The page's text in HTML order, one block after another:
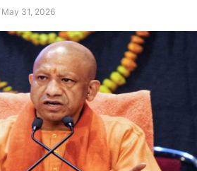
May 31, 2026